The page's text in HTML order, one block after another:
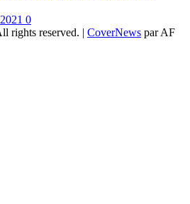
0
rights reserved. | CoverNews par AF